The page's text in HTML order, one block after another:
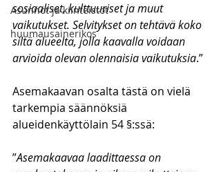
Asunnot ja kiinteistöt
huumausainerikos
sosiaaliset, kulttuuriset ja muut
vaikutukset. Selvitykset on tehtävä koko
siltä alueelta, jolla kaavalla voidaan
arvioida olevan olennaisia vaikutuksia.”
Asemakaavan osalta tästä on vielä
tarkempia säännöksiä
alueidenkäyttölain 54 §:ssä:
”Asemakaavaa laadittaessa on